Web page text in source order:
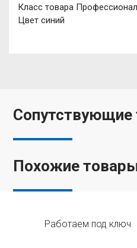
Класс товара
Цвет синий
Сопутствующие
Похожие
Работаем под ключ